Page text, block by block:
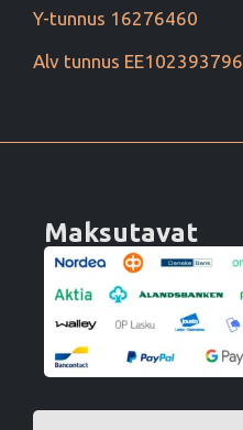
Y-tunnus 16276460
Alv tunnus EE102393796
Maksutavat